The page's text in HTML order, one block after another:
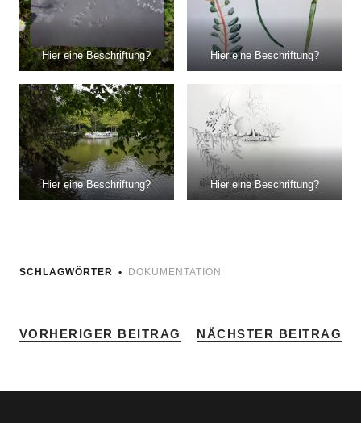
Hier eine Beschriftung? Hier eine Beschriftung?
Hier eine Beschriftung? Hier eine Beschriftung?
SCHLAGWÖRTER DOKUMENTATION
VORHERIGER BEITRAG NÄCHSTER BEITRAG